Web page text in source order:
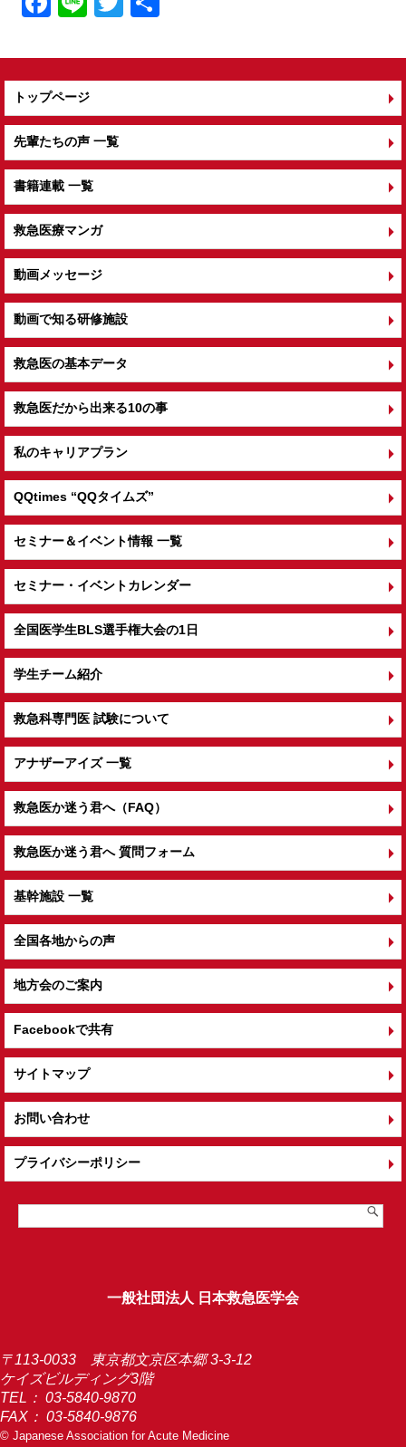
c
e
b
o
o
k
e
tt
er
トップページ
先輩たちの声 一覧
書籍連載 一覧
救急医療マンガ
動画メッセージ
動画で知る研修施設
救急医の基本データ
救急医だから出来る10の事
私のキャリアプラン
QQtimes “QQタイムズ”
セミナー＆イベント情報 一覧
セミナー・イベントカレンダー
全国医学生BLS選手権大会の1日
学生チーム紹介
救急科専門医 試験について
アナザーアイズ 一覧
救急医か迷う君へ（FAQ）
救急医か迷う君へ 質問フォーム
基幹施設 一覧
全国各地からの声
地方会のご案内
Facebookで共有
サイトマップ
お問い合わせ
プライバシーポリシー
一般社団法人 日本救急医学会
〒113-0033 東京都文京区本郷 3-3-12
ケイズビルディング3階
TEL： 03-5840-9870
FAX： 03-5840-9876
© Japanese Association for Acute Medicine